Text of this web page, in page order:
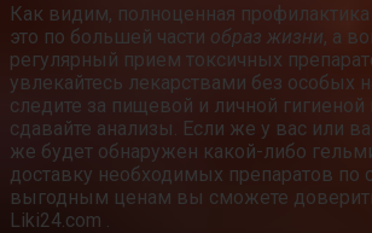
Как видим, полноценная
это по большей части образ жизни, а
регулярный прием токсичных
увлекайтесь лекарствами без особых
следите за пищевой и личной гигиеной
сдавайте анализы. Если же у вас или
же будет обнаружен какой-либо
доставку необходимых препаратов
выгодным ценам вы сможете
Liki24.com .